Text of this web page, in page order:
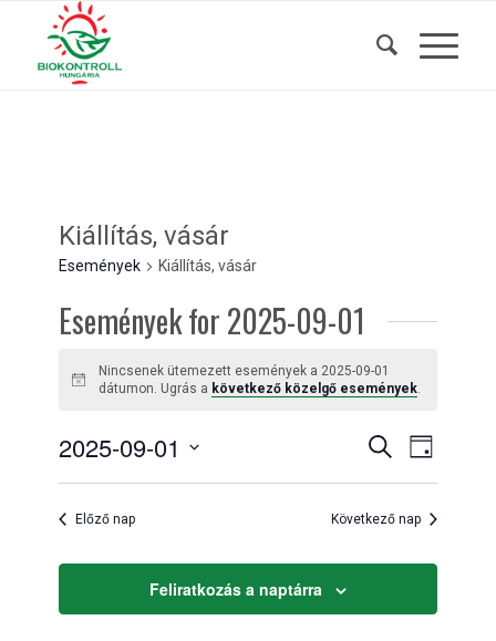
Kiállítás, vásár
Események Kiállítás, vásár
Események for 2025-09-01
Notice
Nincsenek ütemezett események a 2025-09-01
dátumon. Ugrás a következő közelgő események.
Események
keresése
és
választás
Keresett
kifejezés
Esemény
nézet
Nap
2025-09-01
Előző nap
Következő nap
Feliratkozás a naptárra